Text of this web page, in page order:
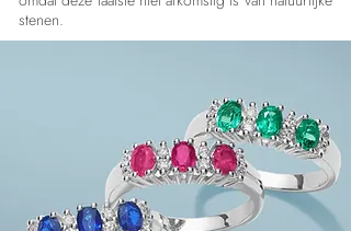
stenen.